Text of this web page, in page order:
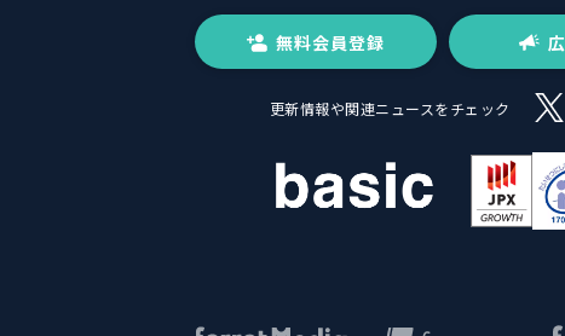
無料会員登録
更新情報や関連ニュースをチェック